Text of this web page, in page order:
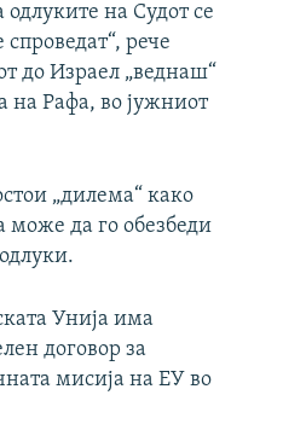
одлуките на Судот се
рече
до Израел „веднаш“
на Рафа, во јужниот
„дилема“ како
може да го обезбеди
Унија има
договор за
мисија на ЕУ во